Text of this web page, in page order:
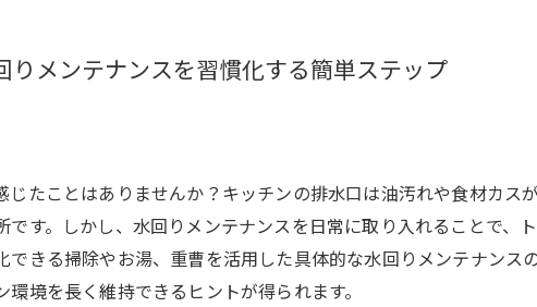
りメンテナンスを習慣化する簡単ステップ
じたことはありませんか？キッチンの排水口は油汚れや食材カ
です。しかし、水回りメンテナンスを日常に取り入れることで、
できる掃除やお湯、重曹を活用した具体的な水回りメンテナンス
境を長く維持できるヒントが得られます。